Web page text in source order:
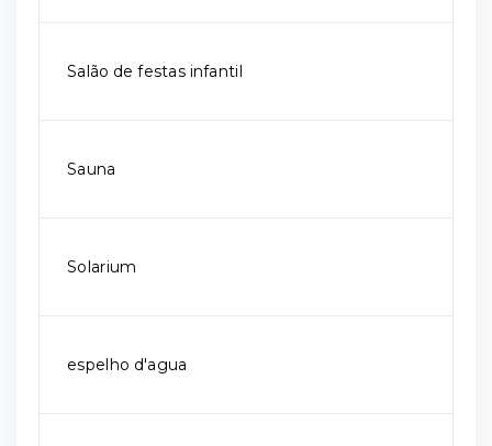
Salão de festas infantil
Sauna
Solarium
espelho d'agua